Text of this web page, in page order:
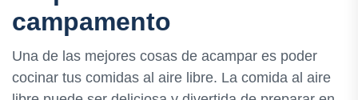
campamento
Una de las mejores cosas de acampar es poder
cocinar tus comidas al aire libre. La comida al aire